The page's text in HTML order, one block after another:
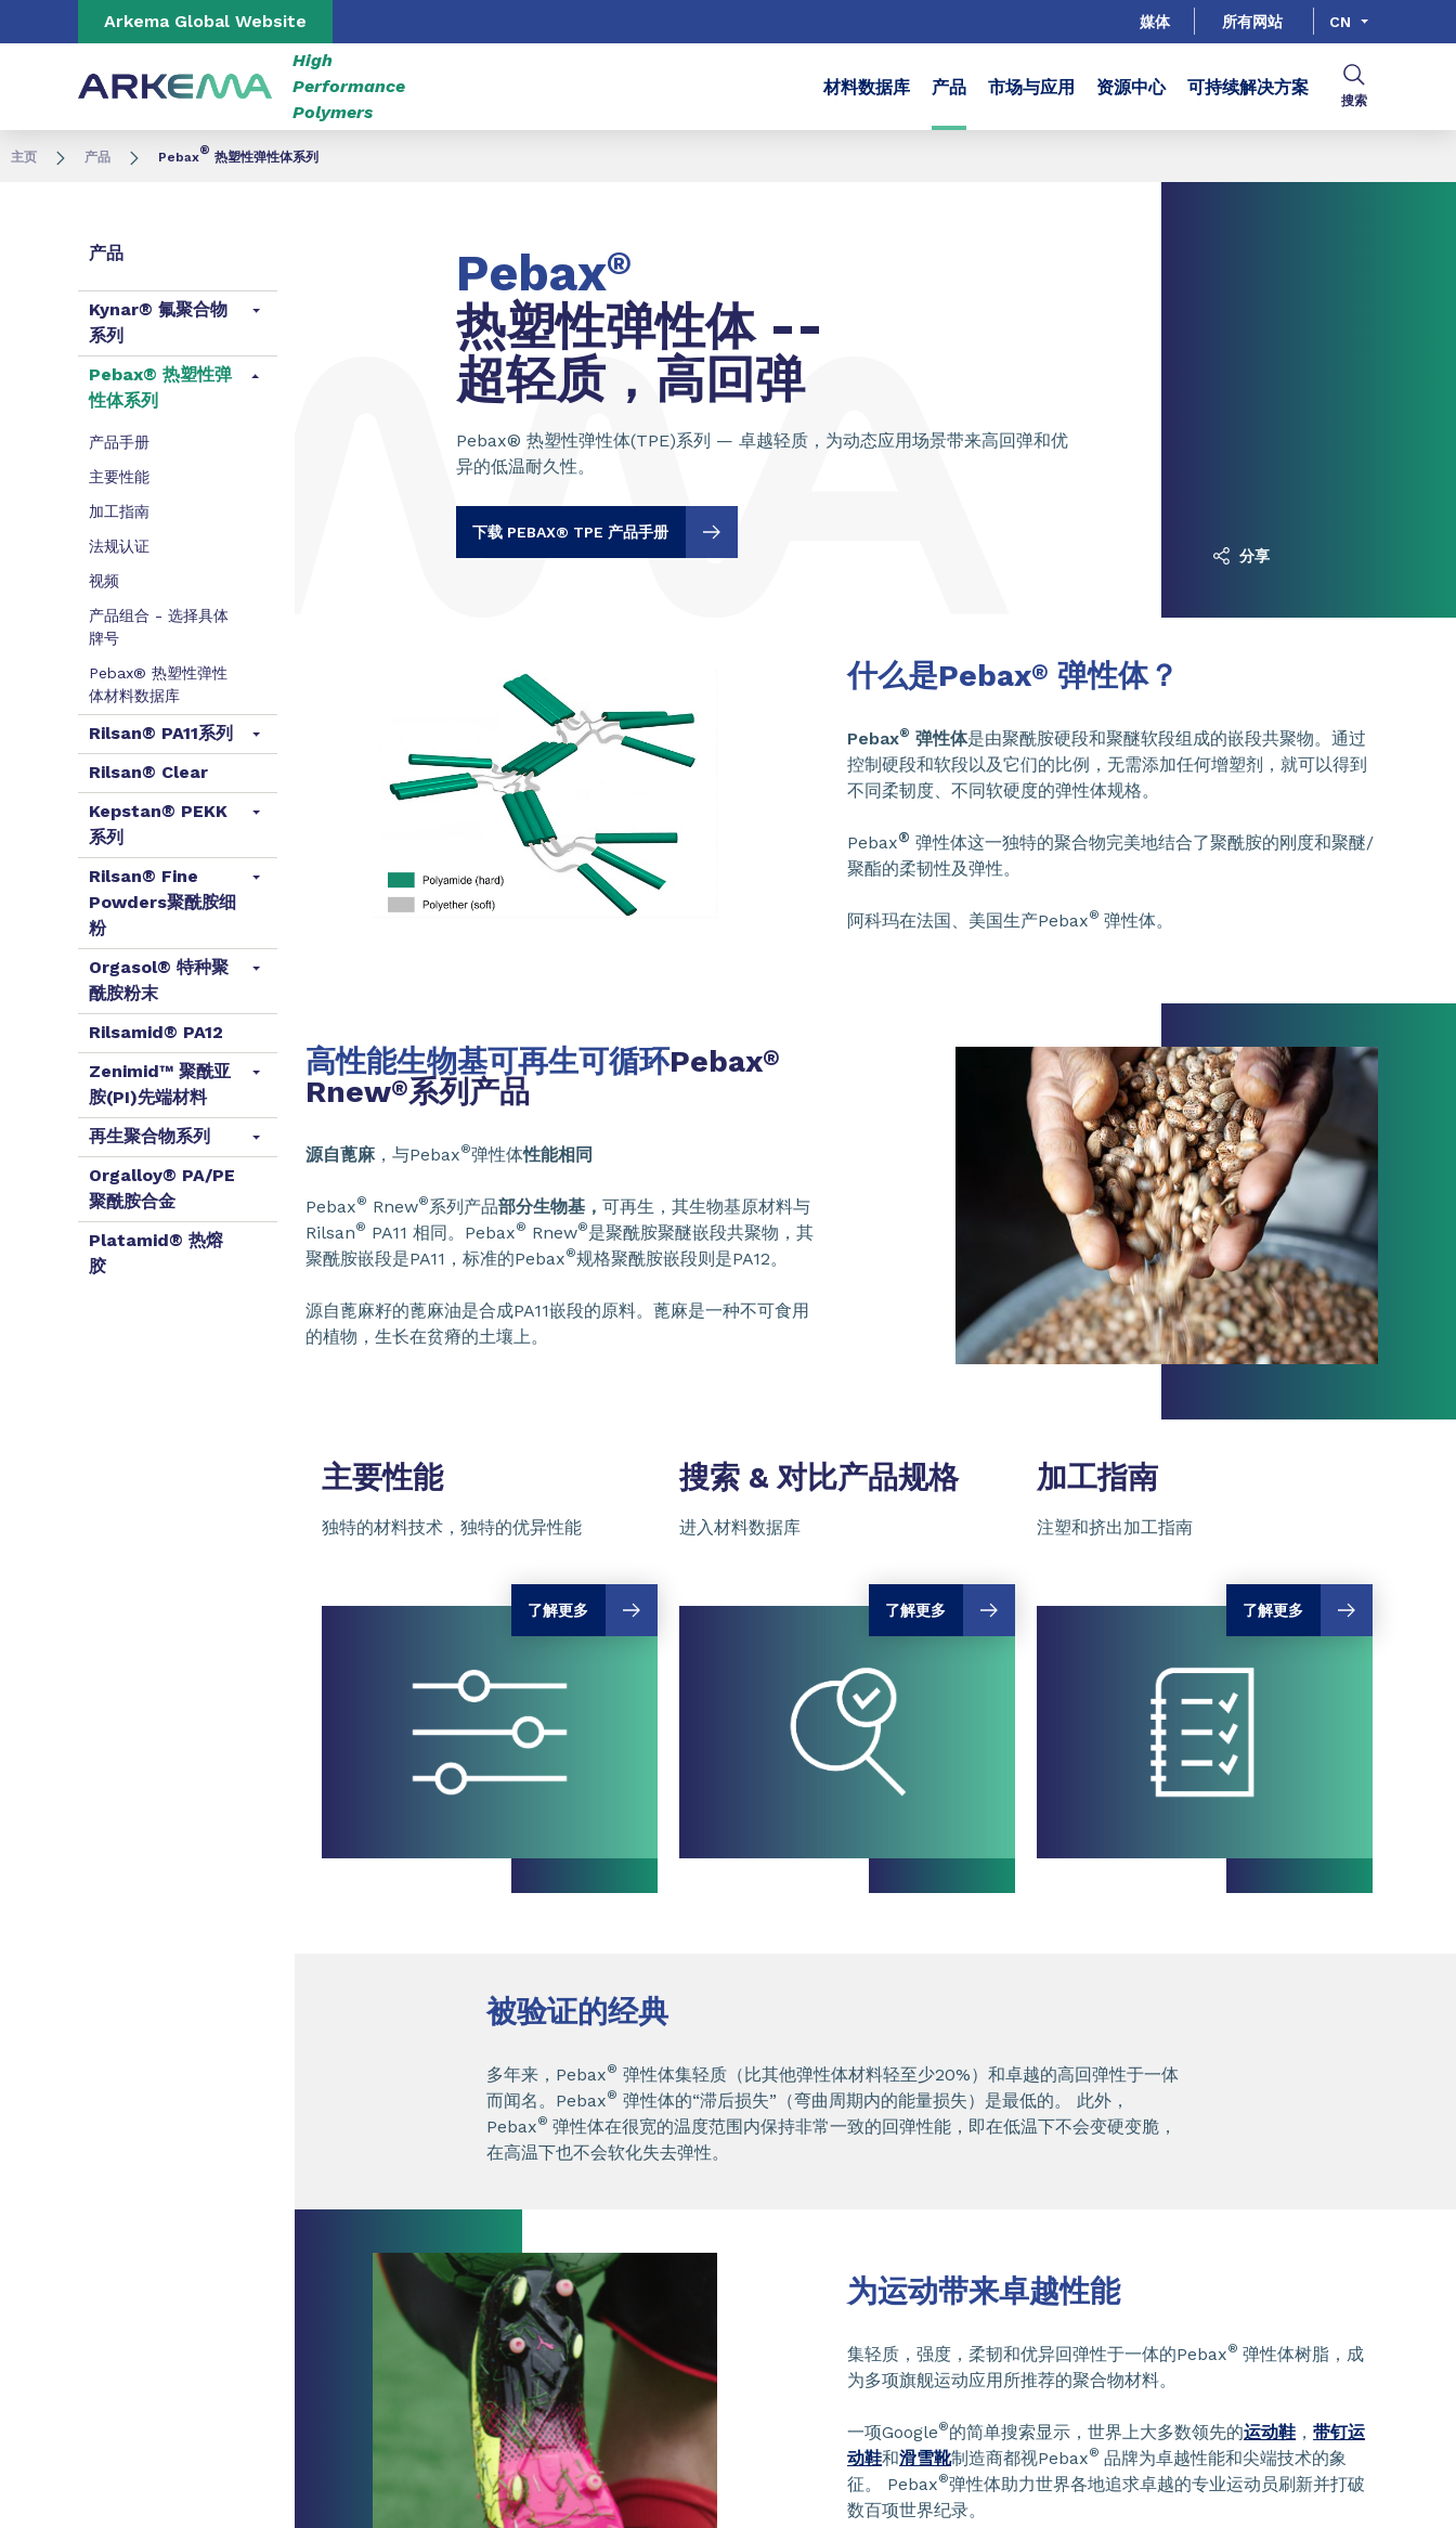
Go to content Go to navigation
Arkema Global Website 媒体 所有网站 CN
High
Performance
Polymers
材料数据库 产品 市场与应用 资源中心 可持续解决方案
搜索
主页 产品 Pebax® 热塑性弹性体系列
产品
Kynar® 氟聚合物
系列
Pebax® 热塑性弹
性体系列
产品手册
主要性能
加工指南
法规认证
视频
产品组合 - 选择具体
牌号
Pebax® 热塑性弹性
体材料数据库
Rilsan® PA11系列
Rilsan® Clear
Kepstan® PEKK
系列
Rilsan® Fine
Powders聚酰胺细
粉
Orgasol® 特种聚
酰胺粉末
Rilsamid® PA12
Zenimid™ 聚酰亚
胺(PI)先端材料
再生聚合物系列
Orgalloy® PA/PE
聚酰胺合金
Platamid® 热熔
胶
Pebax®
热塑性弹性体 --
超轻质，高回弹
Pebax® 热塑性弹性体(TPE)系列 — 卓越轻质，为动态应用场景带来高回弹和优
异的低温耐久性。
下载 PEBAX® TPE 产品手册
分享
什么是Pebax® 弹性体？
Pebax® 弹性体是由聚酰胺硬段和聚醚软段组成的嵌段共聚物。通过
控制硬段和软段以及它们的比例，无需添加任何增塑剂，就可以得到
不同柔韧度、不同软硬度的弹性体规格。
Pebax® 弹性体这一独特的聚合物完美地结合了聚酰胺的刚度和聚醚/
聚酯的柔韧性及弹性。
阿科玛在法国、美国生产Pebax® 弹性体。
高性能生物基可再生可循环Pebax®
Rnew®系列产品
源自蓖麻，与Pebax®弹性体性能相同
Pebax® Rnew®系列产品部分生物基， 可再生，其生物基原材料与
Rilsan® PA11 相同。Pebax® Rnew®是聚酰胺聚醚嵌段共聚物，其
聚酰胺嵌段是PA11，标准的Pebax®规格聚酰胺嵌段则是PA12。
源自蓖麻籽的蓖麻油是合成PA11嵌段的原料。蓖麻是一种不可食用
的植物，生长在贫瘠的土壤上。
主要性能
独特的材料技术，独特的优异性能
了解更多
搜索 & 对比产品规格
进入材料数据库
了解更多
加工指南
注塑和挤出加工指南
了解更多
被验证的经典
多年来，Pebax® 弹性体集轻质（比其他弹性体材料轻至少20%）和卓越的高回弹性于一体
而闻名。Pebax® 弹性体的“滞后损失”（弯曲周期内的能量损失）是最低的。 此外，
Pebax® 弹性体在很宽的温度范围内保持非常一致的回弹性能，即在低温下不会变硬变脆，
在高温下也不会软化失去弹性。
为运动带来卓越性能
集轻质，强度，柔韧和优异回弹性于一体的Pebax® 弹性体树脂，成
为多项旗舰运动应用所推荐的聚合物材料。
一项Google®的简单搜索显示，世界上大多数领先的运动鞋 ， 带钉运
动鞋和滑雪靴制造商都视Pebax® 品牌为卓越性能和尖端技术的象
征。 Pebax®弹性体助力世界各地追求卓越的专业运动员刷新并打破
数百项世界纪录。